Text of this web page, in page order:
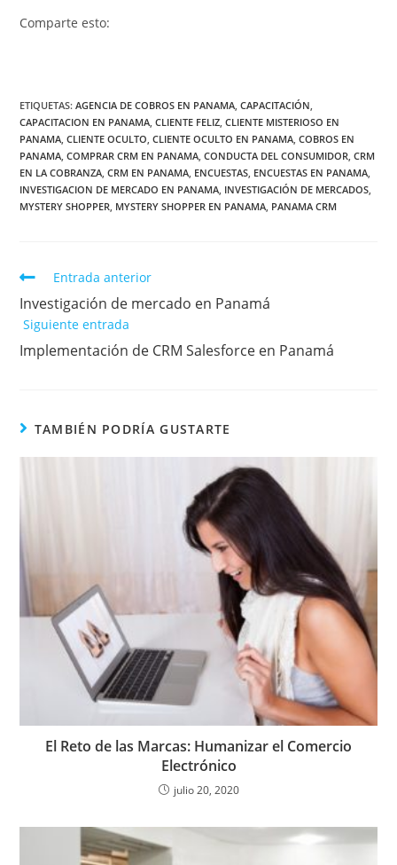
Comparte esto:
ETIQUETAS:AGENCIA DE COBROS EN PANAMA, CAPACITACIÓN,
CAPACITACION EN PANAMA, CLIENTE FELIZ, CLIENTE MISTERIOSO EN
PANAMA, CLIENTE OCULTO, CLIENTE OCULTO EN PANAMA, COBROS EN
PANAMA, COMPRAR CRM EN PANAMA, CONDUCTA DEL CONSUMIDOR, CRM
EN LA COBRANZA, CRM EN PANAMA, ENCUESTAS, ENCUESTAS EN PANAMA,
INVESTIGACION DE MERCADO EN PANAMA, INVESTIGACIÓN DE MERCADOS,
MYSTERY SHOPPER, MYSTERY SHOPPER EN PANAMA, PANAMA CRM
Entrada anterior
Investigación de mercado en Panamá
Siguiente entrada
Implementación de CRM Salesforce en Panamá
TAMBIÉN PODRÍA GUSTARTE
El Reto de las Marcas: Humanizar el Comercio
Electrónico
julio 20, 2020